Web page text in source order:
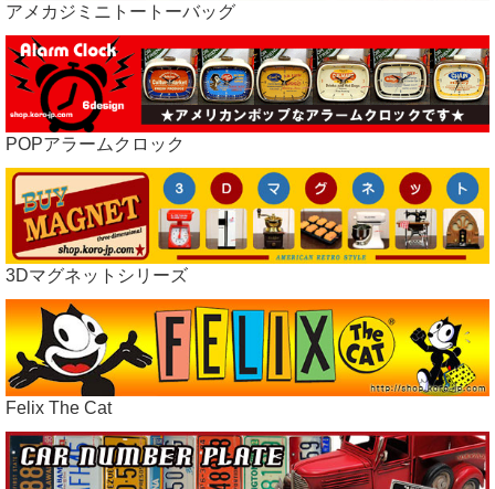
アメカジミニトートーバッグ
POPアラームクロック
3Dマグネットシリーズ
Felix The Cat